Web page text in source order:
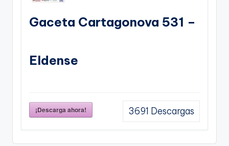
Gaceta Cartagonova 531 –
Eldense
¡Descarga ahora! 3691 Descargas